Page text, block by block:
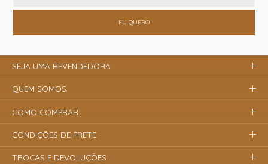
EU QUERO
SEJA UMA REVENDEDORA
QUEM SOMOS
COMO COMPRAR
CONDIÇÕES DE FRETE
TROCAS E DEVOLUÇÕES